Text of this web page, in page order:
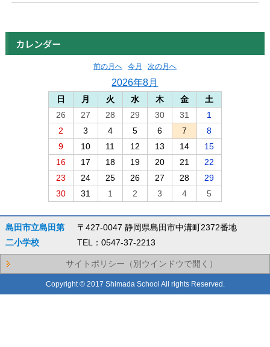
カレンダー
前の月へ 今月 次の月へ
2026年8月
日 月 火 水 木 金
土
26
27 28 29 30 31
1
2
3 4 5 6 7
8
9
10 11 12 13 14
15
16
17 18 19 20 21
22
23
24 25 26 27 28
29
30
31 1 2 3 4 5
島田市立島田第
二小学校
〒427-0047 静岡県島田市中溝町2372番地
TEL：0547-37-2213
サイトポリシー（別ウインドウで開く）
Copyright © 2017 Shimada School All rights Reserved.